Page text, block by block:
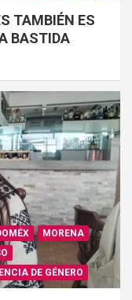
TAMBIÉN ES
BASTIDA
MORENA
DE GÉNERO